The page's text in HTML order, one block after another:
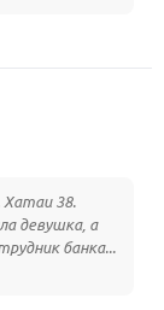
Хатаи 38.
девушка, а
банка...